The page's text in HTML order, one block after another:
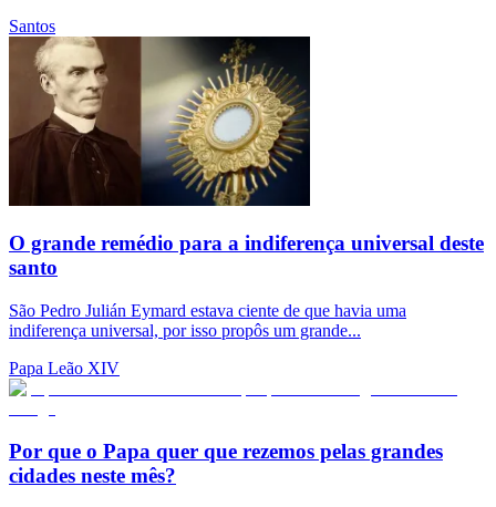
Santos
O grande remédio para a indiferença universal deste
santo
São Pedro Julián Eymard estava ciente de que havia uma
indiferença universal, por isso propôs um grande...
Papa Leão XIV
Por que o Papa quer que rezemos pelas grandes
cidades neste mês?